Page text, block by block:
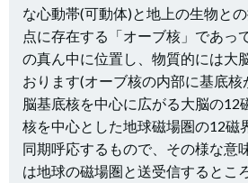
な心動帯(可動体)と地上の生物と
点に存在する「オーブ核」であっ
の真ん中に位置し、物質的には大
おります(オーブ核の内部に基底
脳基底核を中心に広がる大脳の12
核を中心とした地球磁場圏の12磁
同期呼応するもので、その様な意
は地球の磁場圏と送受信するとこ